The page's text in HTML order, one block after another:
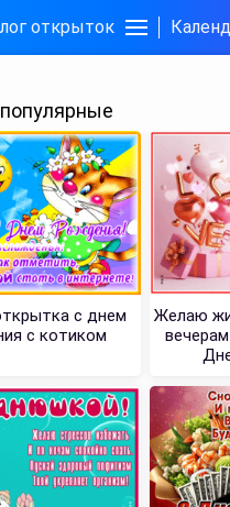
открыток
с днем
с котиком
Желаю